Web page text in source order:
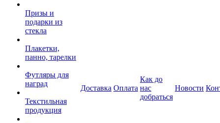
Призы и
подарки из
стекла
Плакетки,
панно, тарелки
Футляры для
наград
Текстильная
продукция
Доставка Оплата
Как до
нас
добраться
Новости